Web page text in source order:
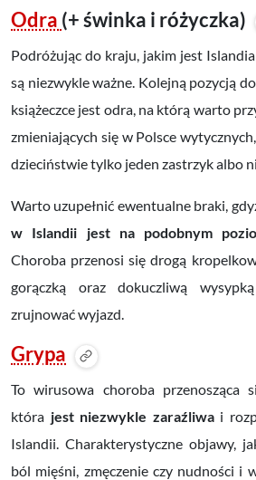
Odra (+ świnka i różyczka)
Podróżując do kraju, jakim jest
są niezwykle ważne. Kolejną pozycją
książeczce jest odra, na którą warto
zmieniających się w Polsce
dzieciństwie tylko jeden zastrzyk albo
Warto uzupełnić ewentualne braki,
w Islandii jest na podobnym
Choroba przenosi się drogą
gorączką oraz dokuczliwą
zrujnować wyjazd.
Grypa
To wirusowa choroba przenosząca
która jest niezwykle zaraźliwai
Islandii. Charakterystyczne objawy,
ból mięśni, zmęczenie czy nudności i